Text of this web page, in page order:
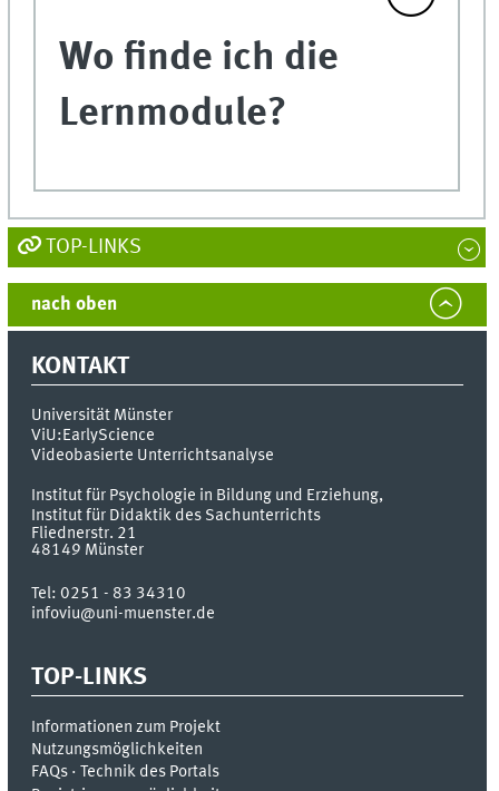
Wo finde ich die
Lernmodule?
TOP-LINKS
nach oben
KONTAKT
Universität Münster
ViU:EarlyScience
Videobasierte Unterrichtsanalyse
Institut für Psychologie in Bildung und Erziehung,
Institut für Didaktik des Sachunterrichts
Fliednerstr. 21
48149 Münster
Tel:0251 - 83 34310
infoviu@uni-muenster.de
TOP-LINKS
Informationen zum Projekt
Nutzungsmöglichkeiten
FAQs · Technik des Portals